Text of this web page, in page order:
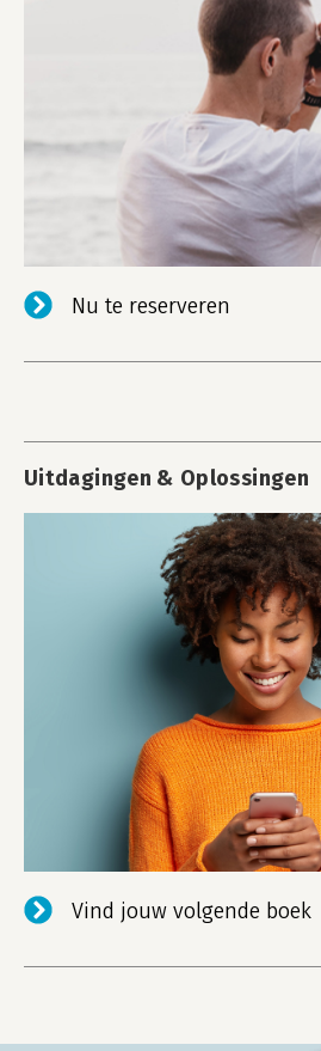
Nu te reserveren
Uitdagingen & Oplossingen
Vind jouw volgende boek